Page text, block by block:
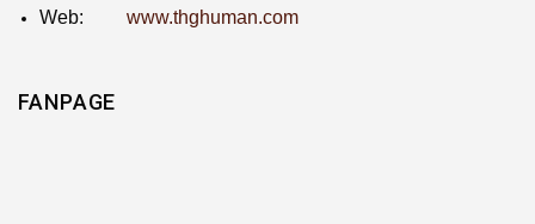
Web: www.thghuman.com
FANPAGE